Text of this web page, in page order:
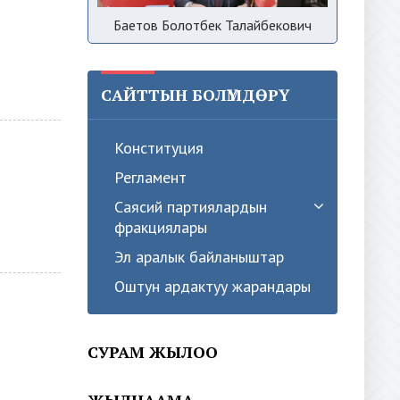
Баетов Болотбек Талайбекович
САЙТТЫН БОЛҮМДӨРҮ
Конституция
Регламент
Саясий партиялардын
фракциялары
Эл аралык байланыштар
Оштун ардактуу жарандары
СУРАМ ЖЫЛОО